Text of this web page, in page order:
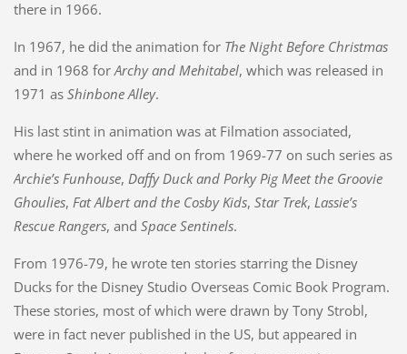
there in 1966.
In 1967, he did the animation for The Night Before Christmas
and in 1968 for Archy and Mehitabel, which was released in
1971 as Shinbone Alley.
His last stint in animation was at Filmation associated,
where he worked off and on from 1969-77 on such series as
Archie’s Funhouse, Daffy Duck and Porky Pig Meet the Groovie
Ghoulies, Fat Albert and the Cosby Kids, Star Trek, Lassie’s
Rescue Rangers, and Space Sentinels.
From 1976-79, he wrote ten stories starring the Disney
Ducks for the Disney Studio Overseas Comic Book Program.
These stories, most of which were drawn by Tony Strobl,
were in fact never published in the US, but appeared in